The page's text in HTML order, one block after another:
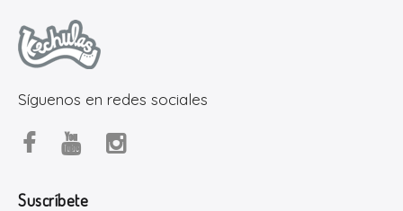
Síguenos en redes sociales
Suscríbete